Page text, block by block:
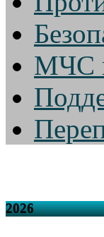
МЧС
2026